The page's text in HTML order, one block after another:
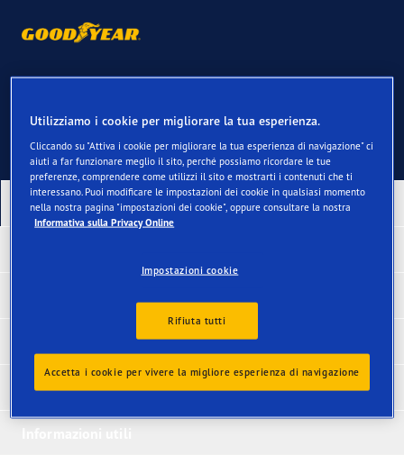
Contatti
I nostri ultimi prodotti
Pneumatici per categoria
Collegamenti
Utilizziamo i cookie per migliorare la tua esperienza.
Cliccando su "Attiva i cookie per migliorare la tua esperienza di navigazione" ci
aiuti a far funzionare meglio il sito, perché possiamo ricordare le tue
preferenze, comprendere come utilizzi il sito e mostrarti i contenuti che ti
interessano. Puoi modificare le impostazioni dei cookie in qualsiasi momento
nella nostra pagina "impostazioni dei cookie", oppure consultare la nostra
Informativa sulla Privacy Online
Impostazioni cookie
Rifiuta tutti
Accetta i cookie per vivere la migliore esperienza di navigazione